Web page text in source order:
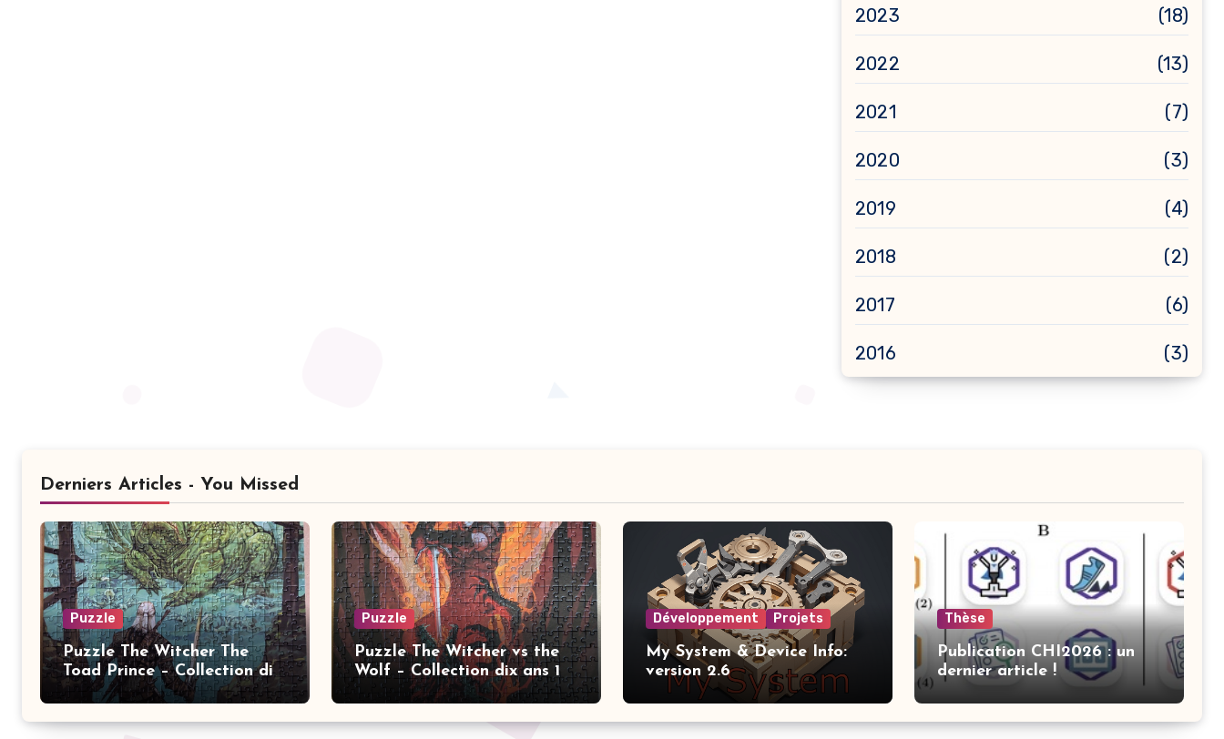
2023 (18)
2022 (13)
2021 (7)
2020 (3)
2019 (4)
2018 (2)
2017 (6)
2016 (3)
Derniers Articles - You Missed
Puzzle
Puzzle The Witcher The
Toad Prince – Collection dix
ans 2
Puzzle
Puzzle The Witcher vs the
Wolf – Collection dix ans 1
Développement Projets
My System & Device Info:
version 2.6
Thèse
Publication CHI2026 : un
dernier article !